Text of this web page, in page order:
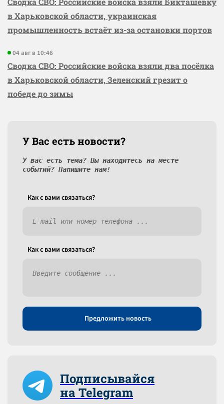
в Харьковской области, украинская
промышленность встаёт из-за остановки портов
04 авг в 10:46
Сводка СВО: Российские войска взяли два посёлка
в Харьковской области, Зеленский грезит о
победе до зимы
У Вас есть новости?
У вас есть тема? Вы находитесь на месте
событий? Напишите нам!
Как c вами связаться?
Как c вами связаться?
Предложить новость
Подписывайся
на Telegram